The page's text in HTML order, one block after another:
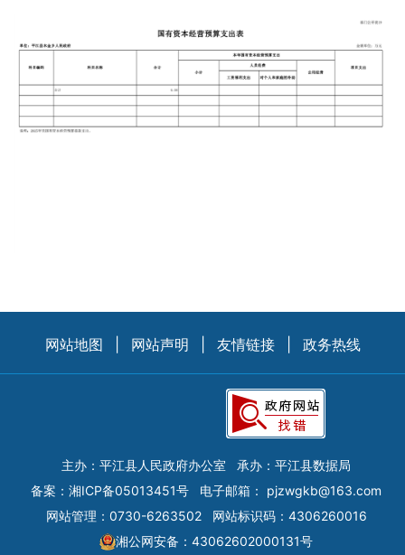
网站地图 网站声明 友情链接 政务热线
主办：平江县人民政府办公室
承办：平江县数据局
备案： 湘ICP备05013451号 电子邮箱： pjzwgkb@163.com
网站管理：0730-6263502
网站标识码：4306260016
湘公网安备：43062602000131号